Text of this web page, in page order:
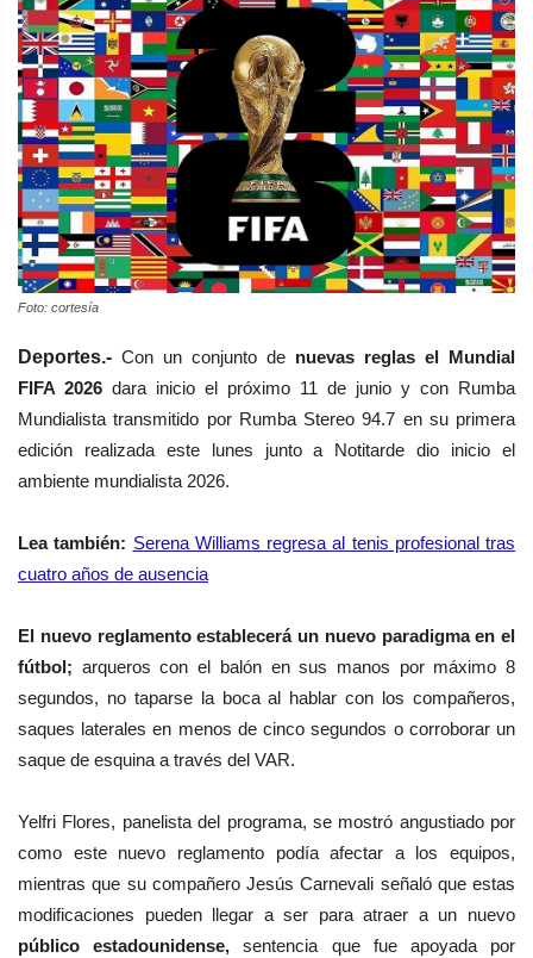
Foto: cortesía
Deportes.- Con un conjunto de nuevas reglas el Mundial
FIFA 2026 dara inicio el próximo 11 de junio y con Rumba
Mundialista transmitido por Rumba Stereo 94.7 en su primera
edición realizada este lunes junto a Notitarde dio inicio el
ambiente mundialista 2026.
Leatambién: Serena Williams regresa al tenis profesional tras
cuatro años de ausencia
El nuevo reglamento establecerá un nuevo paradigma en el
fútbol; arqueros con el balón en sus manos por máximo 8
segundos, no taparse la boca al hablar con los compañeros,
saques laterales en menos de cinco segundos o corroborar un
saque de esquina a través del VAR.
Yelfri Flores, panelista del programa, se mostró angustiado por
como este nuevo reglamento podía afectar a los equipos,
mientras que su compañero Jesús Carnevali señaló que estas
modificaciones pueden llegar a ser para atraer a un nuevo
público estadounidense, sentencia que fue apoyada por